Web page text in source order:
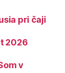
pri čaji
2026
v